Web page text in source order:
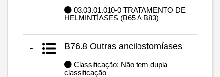
03.03.01.010-0 TRATAMENTO DE
HELMINTÍASES (B65 A B83)
- B76.8 Outras ancilostomíases
Classificação: Não tem dupla
classificação